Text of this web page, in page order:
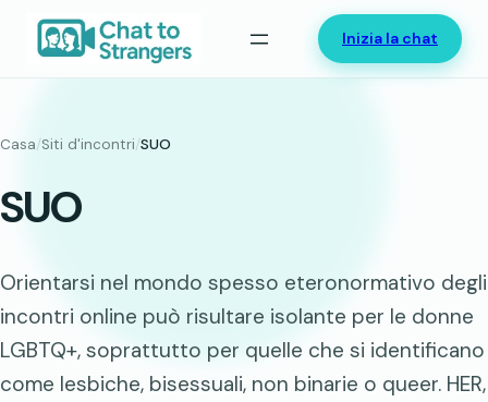
contenuto
Inizia la chat
Casa/Siti d'incontri/SUO
SUO
Orientarsi nel mondo spesso eteronormativo degli
incontri online può risultare isolante per le donne
LGBTQ+, soprattutto per quelle che si identificano
come lesbiche, bisessuali, non binarie o queer. HER,